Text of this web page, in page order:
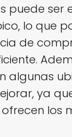
puede ser
lo que
de
algunas
ya
los